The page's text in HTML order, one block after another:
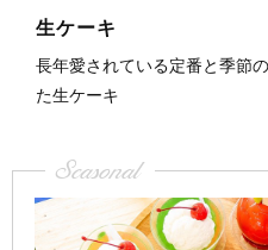
生ケーキ
長年愛されている定番と季節
た生ケーキ
Seasonal